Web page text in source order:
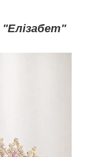
"Елізабет"